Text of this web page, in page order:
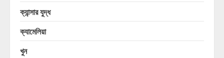
ক্যান্সার যুদ্ধ
ক্যামেলিয়া
খুন